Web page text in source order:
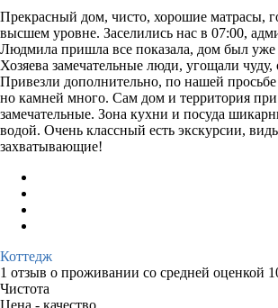
Прекрасный дом, чисто, хорошие матрасы,
высшем уровне. Заселились нас в 07:00,
Людмила пришла все показала, дом был уже
Хозяева замечательные люди, угощали чуду,
Привезли дополнительно, по нашей
но камней много. Сам дом и территория
замечательные. Зона кухни и посуда
водой. Очень классный есть экскурсии,
захватывающие!
Коттедж
1 отзыв о проживании со средней оценкой
Чистота
Цена - качество